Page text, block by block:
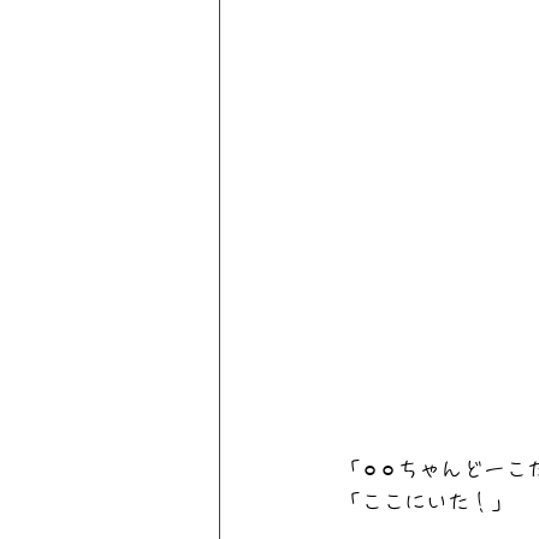
「⚪︎⚪︎ちゃんどーこ
「ここにいた！」